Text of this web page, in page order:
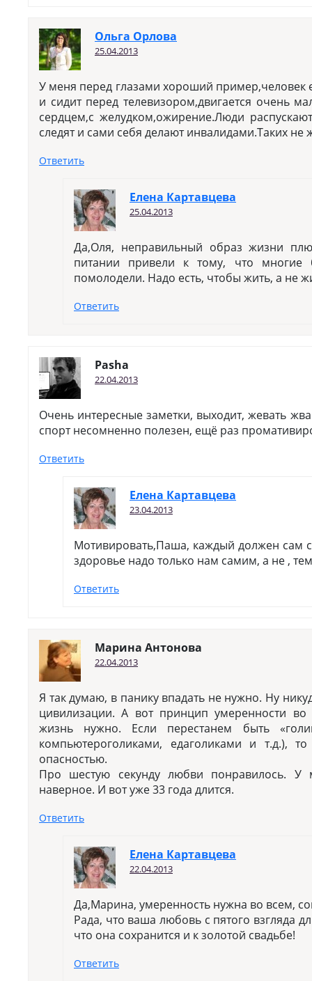
Ольга Орлова
25.04.2013
У меня перед глазами хороший пример,человек
и сидит перед телевизором,двигается очень
сердцем,с желудком,ожирение.Люди
следят и сами себя делают инвалидами.Таких не
Ответить
Елена Картавцева
25.04.2013
Да,Оля, неправильный образ жизни
питании привели к тому, что многие
помолодели. Надо есть, чтобы жить, а не
Ответить
Pasha
22.04.2013
Очень интересные заметки, выходит, жевать
спорт несомненно полезен, ещё раз
Ответить
Елена Картавцева
23.04.2013
Мотивировать,Паша, каждый должен сам
здоровье надо только нам самим, а не ,
Ответить
Марина Антонова
22.04.2013
Я так думаю, в панику впадать не нужно. Ну
цивилизации. А вот принцип умеренности
жизнь нужно. Если перестанем быть
компьютероголиками, едаголиками и т.д.),
опасностью.
Про шестую секунду любви понравилось. У
наверное. И вот уже 33 года длится.
Ответить
Елена Картавцева
22.04.2013
Да,Марина, умеренность нужна во всем,
Рада, что ваша любовь с пятого взгляда
что она сохранится и к золотой свадьбе!
Ответить